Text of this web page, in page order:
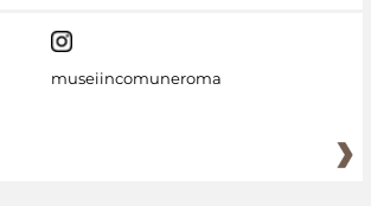
museiincomuneroma